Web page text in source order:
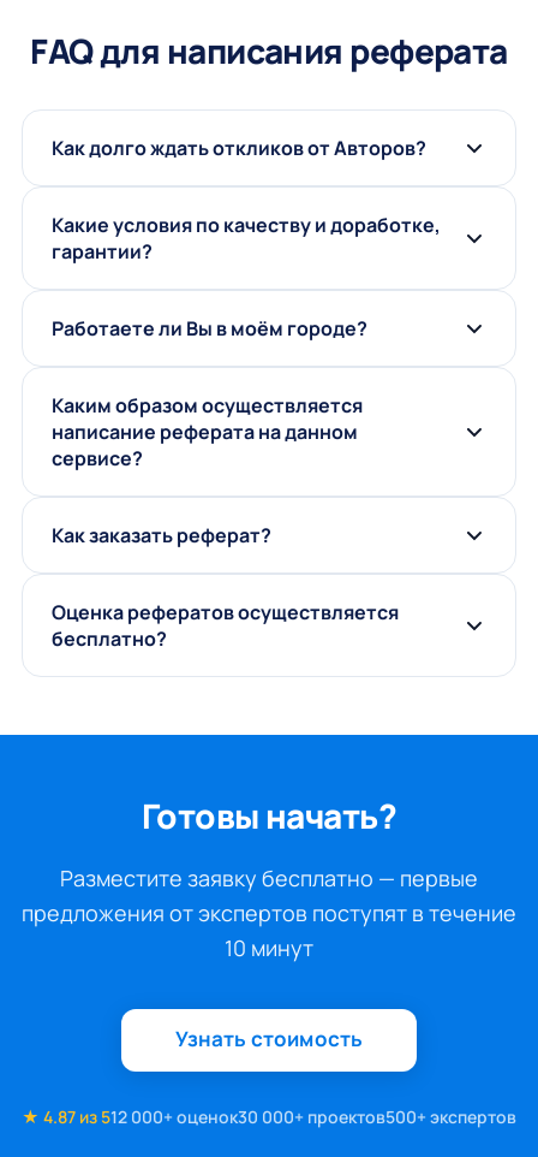
FAQ для написания реферата
Как долго ждать откликов от Авторов?
Какие условия по качеству и доработке,
гарантии?
Работаете ли Вы в моём городе?
Каким образом осуществляется
написание реферата на данном
сервисе?
Как заказать реферат?
Оценка рефератов осуществляется
бесплатно?
Готовы начать?
Разместите заявку бесплатно — первые
предложения от экспертов поступят в течение
10 минут
Узнать стоимость
★ 4.87 из 512 000+ оценок30 000+ проектов500+ экспертов